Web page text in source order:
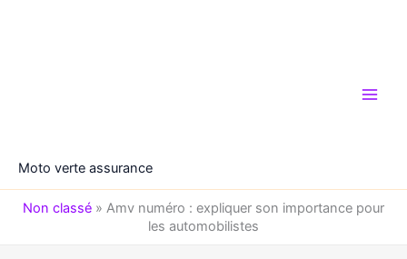
Moto verte assurance
Non classé » Amv numéro : expliquer son importance pour
les automobilistes